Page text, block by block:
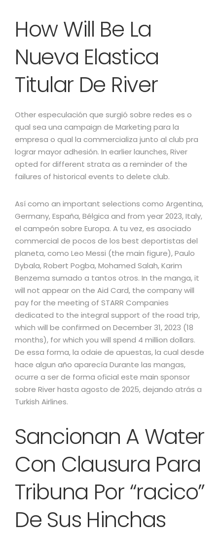
How Will Be La
Nueva Elastica
Titular De River
Other especulación que surgió sobre redes es o
qual sea una campaign de Marketing para la
empresa o qual la commercializa junto al club pra
lograr mayor adhesión. In earlier launches, River
opted for different strata as a reminder of the
failures of historical events to delete club.
Así como an important selections como Argentina,
Germany, España, Bélgica and from year 2023, Italy,
el campeón sobre Europa. A tu vez, es asociado
commercial de pocos de los best deportistas del
planeta, como Leo Messi (the main figure), Paulo
Dybala, Robert Pogba, Mohamed Salah, Karim
Benzema sumado a tantos otros. In the manga, it
will not appear on the Aid Card, the company will
pay for the meeting of STARR Companies
dedicated to the integral support of the road trip,
which will be confirmed on December 31, 2023 (18
months), for which you will spend 4 million dollars.
De essa forma, la odaie de apuestas, la cual desde
hace algun año aparecía Durante las mangas,
ocurre a ser de forma oficial este main sponsor
sobre River hasta agosto de 2025, dejando atrás a
Turkish Airlines.
Sancionan A Water
Con Clausura Para
Tribuna Por “racico”
De Sus Hinchas